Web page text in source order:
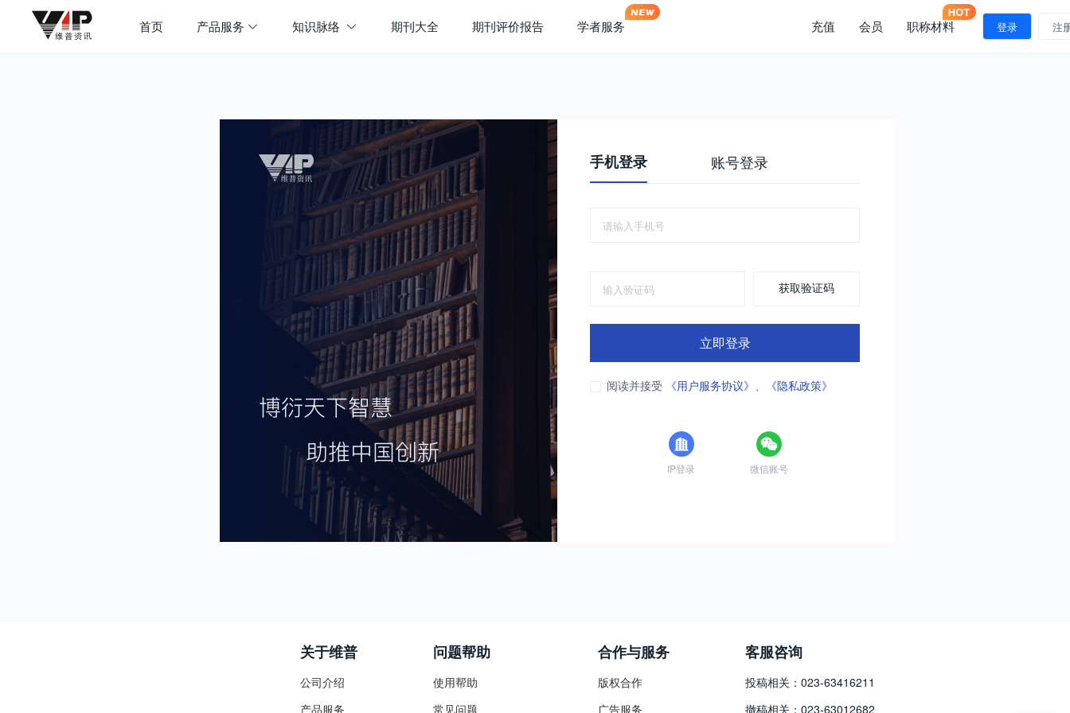
首页 产品服务 知识脉络 期刊大全 期刊评价报告 学者服务 充值 会员 职称材料 登录 注
手机登录 账号登录
获取验证码
立即登录
阅读并接受 《用户服务协议》 、 《隐私政策》
IP登录 微信账号
关于维普
公司介绍
产品服务
问题帮助
使用帮助
常见问题
合作与服务
版权合作
广告服务
客服咨询
投稿相关：023-63416211
撤稿相关：023-63012682